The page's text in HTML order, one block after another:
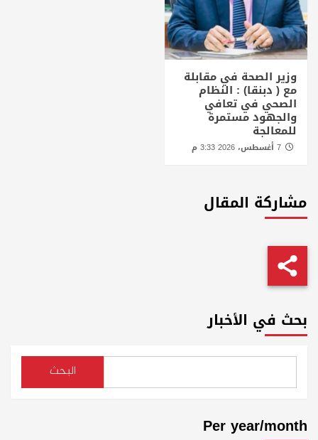
وزير الصحة في مقابلة
مع ( دبنقا) : النظام
الصحي في تعافي
والجهود مستمرة
للمعالجة
مشاركة المقال
بحث في الأخبار
البحث
Per year/month